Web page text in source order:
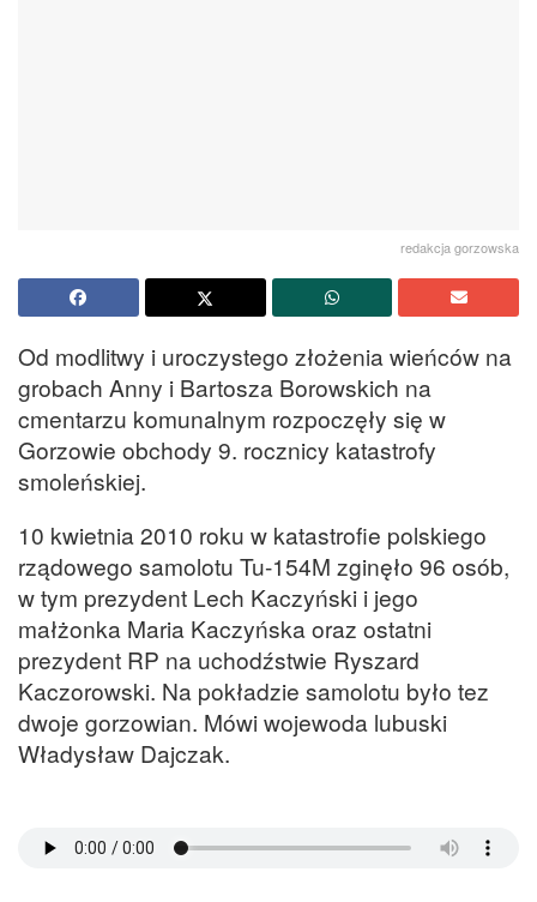
redakcja gorzowska
Od modlitwy i uroczystego złożenia wieńców na
grobach Anny i Bartosza Borowskich na
cmentarzu komunalnym rozpoczęły się w
Gorzowie obchody 9. rocznicy katastrofy
smoleńskiej.
10 kwietnia 2010 roku w katastrofie polskiego
rządowego samolotu Tu-154M zginęło 96 osób,
w tym prezydent Lech Kaczyński i jego
małżonka Maria Kaczyńska oraz ostatni
prezydent RP na uchodźstwie Ryszard
Kaczorowski. Na pokładzie samolotu było tez
dwoje gorzowian. Mówi wojewoda lubuski
Władysław Dajczak.